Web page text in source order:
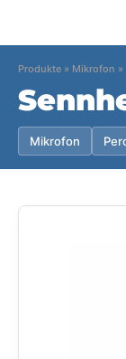
Produkte » Mikrofon »
Mikrofon